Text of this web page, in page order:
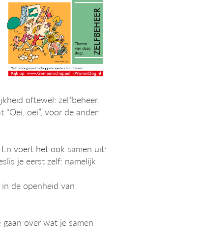
oftewel: zelfbeheer.
oei”, voor de ander:
voert het ook samen uit:
je eerst zelf: namelijk
de openheid van
over wat je samen